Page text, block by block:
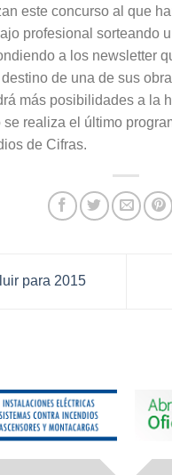
este concurso al que
profesional sorteando
a los newsletter
de una de sus
más posibilidades a la
realiza el último
de Cifras.
para 2015